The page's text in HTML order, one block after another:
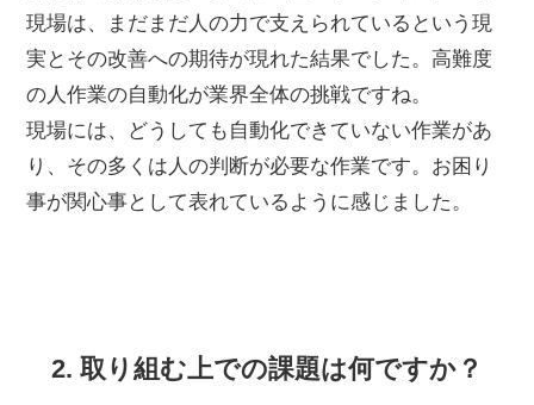
現場は、まだまだ人の力で支えられているという現
実とその改善への期待が現れた結果でした。高難度
の人作業の自動化が業界全体の挑戦ですね。
現場には、どうしても自動化できていない作業があ
り、その多くは人の判断が必要な作業です。お困り
事が関心事として表れているように感じました。
2. 取り組む上での課題は何ですか？